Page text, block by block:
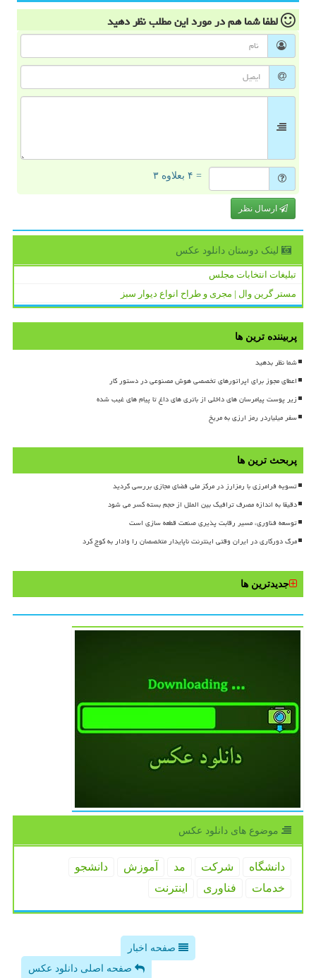
لطفا شما همدر مورد این مطلبنظر دهید
= ۴ بعلاوه ۳
ارسال نظر
لینک دوستان دانلود عكس
تبلیغات انتخابات مجلس
مستر گرین وال | مجری و طراح انواع دیوار سبز
پربیننده ترین ها
شما نظر بدهید
اعطای مجوز برای اپراتورهای تخصصی هوش مصنوعی در دستور کار
زیر پوست پیامرسان های داخلی از باتری های داغ تا پیام های غیب شده
سفر میلیاردر رمز ارزی به مریخ
پربحث ترین ها
تسویه فرامرزی با رمزارز در مرکز ملی فضای مجازی بررسی گردید
دقیقا به اندازه مصرف ترافیک بین الملل از حجم بسته کسر می شود
توسعه فناوری، مسیر رقابت پذیری صنعت قطعه سازی است
مرگ دورکاری در ایران وقتی اینترنت ناپایدار متخصصان را وادار به کوچ کرد
جدیدترین ها
موضوع های دانلود عكس
دانشگاه شركت مد آموزش
دانشجو
خدمات
فناوری اینترنت
صفحه اخبار
صفحه اصلی دانلود عکس